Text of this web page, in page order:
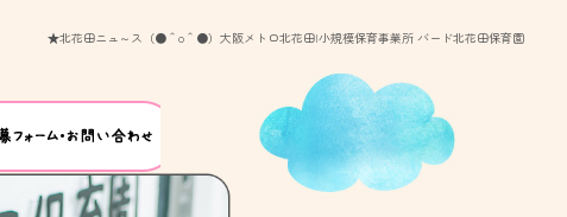
★北花田ニュ～ス（●＾o＾●）大阪メトロ北花田|小規模保育事業所 バード北花田保育園